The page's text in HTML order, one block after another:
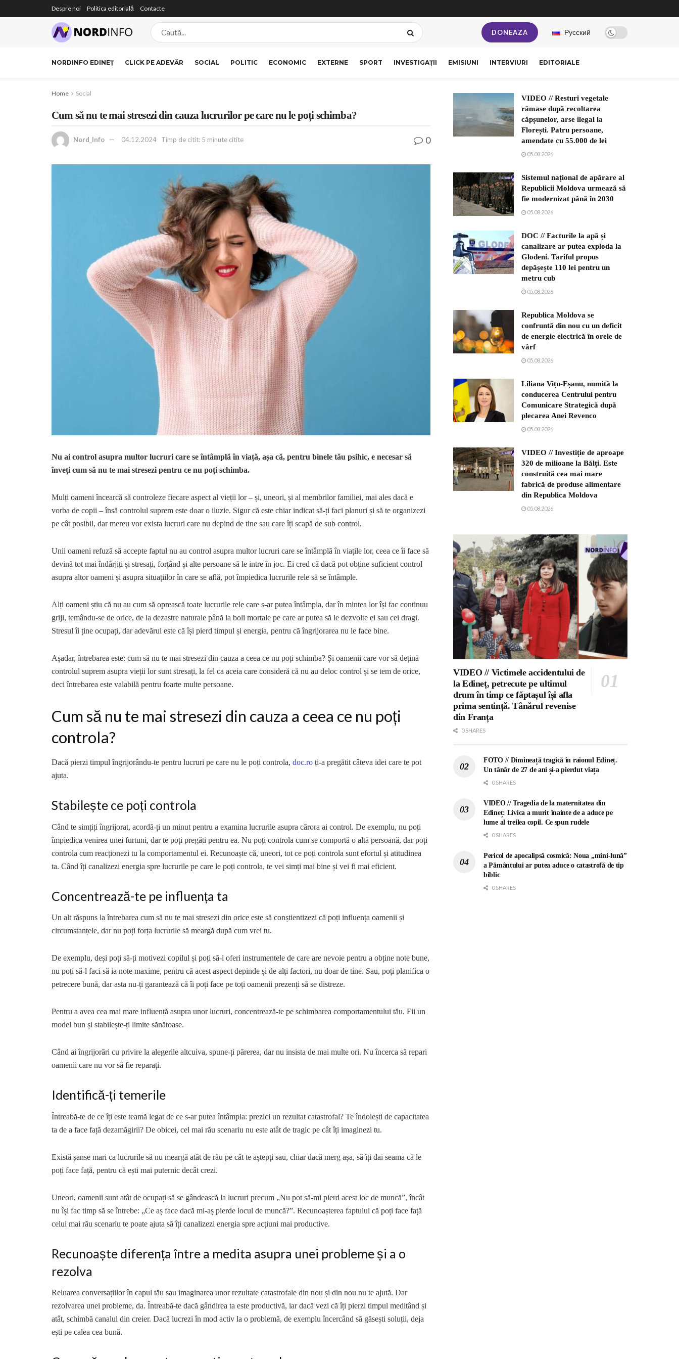
Despre noi Politica editorială Contacte
DONEAZA Русский
NORDINFO EDINEȚ CLICK PE ADEVĂR SOCIAL POLITIC ECONOMIC EXTERNE SPORT INVESTIGAȚII EMISIUNI INTERVIURI EDITORIALE
Home Social
Cum să nu te mai stresezi din cauza lucrurilor pe care nu le poți schimba?
Nord_Info 04.12.2024 Timp de citit: 5 minute citite 0
Nu ai control asupra multor lucruri care se întâmplă în viață, așa că, pentru binele tău psihic, e necesar să
înveți cum să nu te mai stresezi pentru ce nu poți schimba.
Mulți oameni încearcă să controleze fiecare aspect al vieții lor – și, uneori, și al membrilor familiei, mai ales dacă e
vorba de copii – însă controlul suprem este doar o iluzie. Sigur că este chiar indicat să-ți faci planuri și să te organizezi
pe cât posibil, dar mereu vor exista lucruri care nu depind de tine sau care îți scapă de sub control.
Unii oameni refuză să accepte faptul nu au control asupra multor lucruri care se întâmplă în viațile lor, ceea ce îi face să
devină tot mai îndârjiți și stresați, forțând și alte persoane să le intre în joc. Ei cred că dacă pot obține suficient control
asupra altor oameni și asupra situațiilor în care se află, pot împiedica lucrurile rele să se întâmple.
Alți oameni știu că nu au cum să oprească toate lucrurile rele care s-ar putea întâmpla, dar în mintea lor își fac continuu
griji, temându-se de orice, de la dezastre naturale până la boli mortale pe care ar putea să le dezvolte ei sau cei dragi.
Stresul îi ține ocupați, dar adevărul este că își pierd timpul și energia, pentru că îngrijorarea nu le face bine.
Așadar, întrebarea este: cum să nu te mai stresezi din cauza a ceea ce nu poți schimba? Și oamenii care vor să dețină
controlul suprem asupra vieții lor sunt stresați, la fel ca aceia care consideră că nu au deloc control și se tem de orice,
deci întrebarea este valabilă pentru foarte multe persoane.
Cum să nu te mai stresezi din cauza a ceea ce nu poți
controla?
Dacă pierzi timpul îngrijorându-te pentru lucruri pe care nu le poți controla, doc.ro ți-a pregătit câteva idei care te pot
ajuta.
Stabilește ce poți controla
Când te simțiți îngrijorat, acordă-ți un minut pentru a examina lucrurile asupra cărora ai control. De exemplu, nu poți
împiedica venirea unei furtuni, dar te poți pregăti pentru ea. Nu poți controla cum se comportă o altă persoană, dar poți
controla cum reacționezi tu la comportamentul ei. Recunoaște că, uneori, tot ce poți controla sunt efortul și atitudinea
ta. Când îți canalizezi energia spre lucrurile pe care le poți controla, te vei simți mai bine și vei fi mai eficient.
Concentrează-te pe influența ta
Un alt răspuns la întrebarea cum să nu te mai stresezi din orice este să conștientizezi că poți influența oamenii și
circumstanțele, dar nu poți forța lucrurile să meargă după cum vrei tu.
De exemplu, deși poți să-ți motivezi copilul și poți să-i oferi instrumentele de care are nevoie pentru a obține note bune,
nu poți să-l faci să ia note maxime, pentru că acest aspect depinde și de alți factori, nu doar de tine. Sau, poți planifica o
petrecere bună, dar asta nu-ți garantează că îi poți face pe toți oamenii prezenți să se distreze.
Pentru a avea cea mai mare influență asupra unor lucruri, concentrează-te pe schimbarea comportamentului tău. Fii un
model bun și stabilește-ți limite sănătoase.
Când ai îngrijorări cu privire la alegerile altcuiva, spune-ți părerea, dar nu insista de mai multe ori. Nu încerca să repari
oamenii care nu vor să fie reparați.
Identifică-ți temerile
Întreabă-te de ce îți este teamă legat de ce s-ar putea întâmpla: prezici un rezultat catastrofal? Te îndoiești de capacitatea
ta de a face față dezamăgirii? De obicei, cel mai rău scenariu nu este atât de tragic pe cât îți imaginezi tu.
Există șanse mari ca lucrurile să nu meargă atât de rău pe cât te aștepți sau, chiar dacă merg așa, să îți dai seama că le
poți face față, pentru că ești mai puternic decât crezi.
Uneori, oamenii sunt atât de ocupați să se gândească la lucruri precum „Nu pot să-mi pierd acest loc de muncă”, încât
nu își fac timp să se întrebe: „Ce aș face dacă mi-aș pierde locul de muncă?”. Recunoașterea faptului că poți face față
celui mai rău scenariu te poate ajuta să îți canalizezi energia spre acțiuni mai productive.
Recunoaște diferența între a medita asupra unei probleme și a o
rezolva
Reluarea conversațiilor în capul tău sau imaginarea unor rezultate catastrofale din nou și din nou nu te ajută. Dar
rezolvarea unei probleme, da. Întreabă-te dacă gândirea ta este productivă, iar dacă vezi că îți pierzi timpul meditând și
atât, schimbă canalul din creier. Dacă lucrezi în mod activ la o problemă, de exemplu încercând să găsești soluții, deja
ești pe calea cea bună.
VIDEO // Resturi vegetale
rămase după recoltarea
căpșunelor, arse ilegal la
Florești. Patru persoane,
amendate cu 55.000 de lei
05.08.2026
Sistemul național de apărare al
Republicii Moldova urmează să
fie modernizat până în 2030
05.08.2026
DOC // Facturile la apă și
canalizare ar putea exploda la
Glodeni. Tariful propus
depășește 110 lei pentru un
metru cub
05.08.2026
Republica Moldova se
confruntă din nou cu un deficit
de energie electrică în orele de
vârf
05.08.2026
Liliana Vițu-Eșanu, numită la
conducerea Centrului pentru
Comunicare Strategică după
plecarea Anei Revenco
05.08.2026
VIDEO // Investiție de aproape
320 de milioane la Bălți. Este
construită cea mai mare
fabrică de produse alimentare
din Republica Moldova
05.08.2026
VIDEO // Victimele accidentului de
la Edineț, petrecute pe ultimul
drum în timp ce făptașul își afla
prima sentință. Tânărul revenise
din Franța
0 SHARES
FOTO // Dimineață tragică în raionul Edineț.
Un tânăr de 27 de ani și-a pierdut viața
0 SHARES
VIDEO // Tragedia de la maternitatea din
Edineț: Livica a murit înainte de a aduce pe
lume al treilea copil. Ce spun rudele
0 SHARES
Pericol de apocalipsă cosmică: Noua „mini-lună”
a Pământului ar putea aduce o catastrofă de tip
biblic
0 SHARES